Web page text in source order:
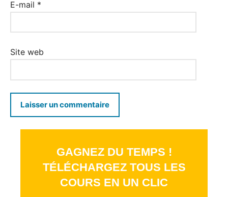
E-mail *
Site web
GAGNEZ DU TEMPS !
TÉLÉCHARGEZ TOUS LES
COURS EN UN CLIC